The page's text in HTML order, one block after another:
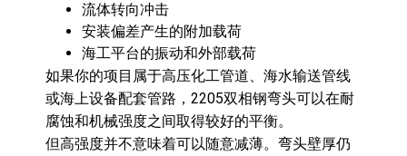
流体转向冲击
安装偏差产生的附加载荷
海工平台的振动和外部载荷
如果你的项目属于高压化工管道、海水输送管线
或海上设备配套管路，2205双相钢弯头可以在耐
腐蚀和机械强度之间取得较好的平衡。
但高强度并不意味着可以随意减薄。弯头壁厚仍